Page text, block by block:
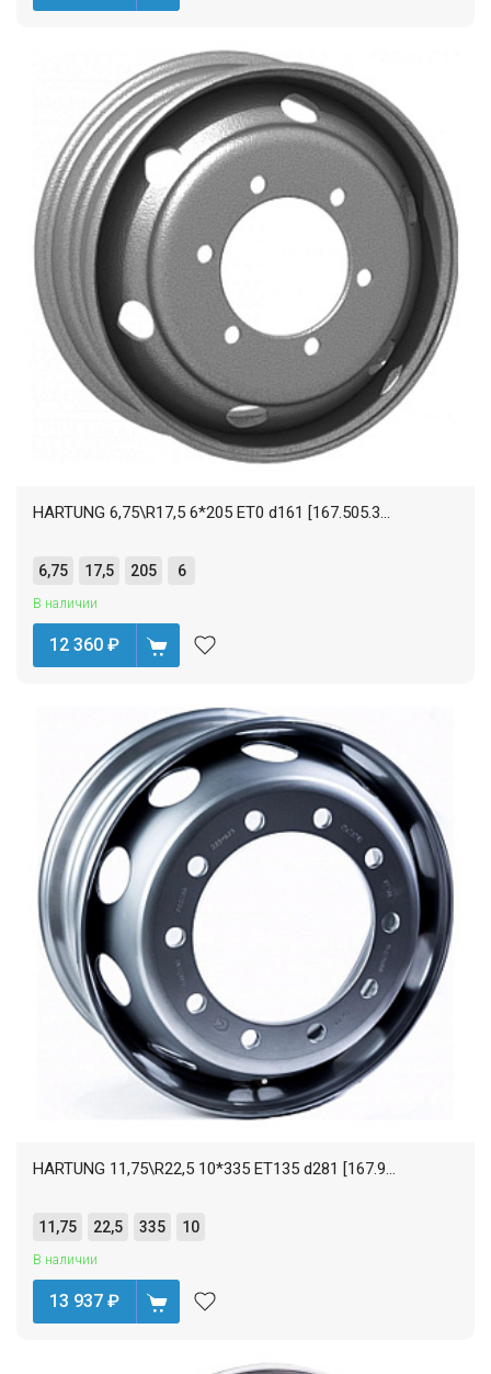
HARTUNG 6,75\R17,5 6*205 ET0 d161 [167.505.3...
6,75 17,5 205 6
В наличии
12 360 ₽
HARTUNG 11,75\R22,5 10*335 ET135 d281 [167.9...
11,75 22,5 335 10
В наличии
13 937 ₽